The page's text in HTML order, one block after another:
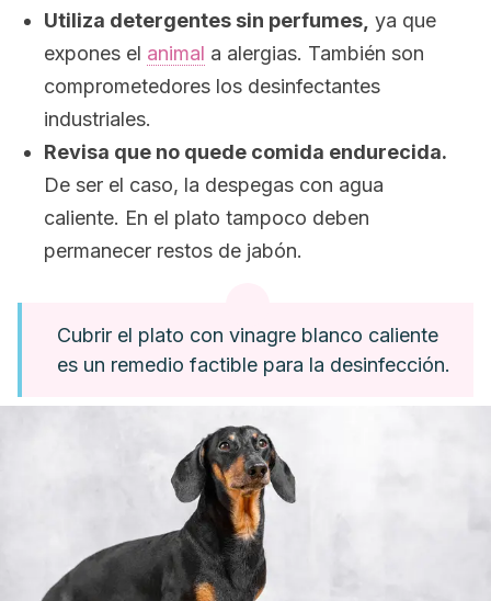
Utiliza detergentes sin perfumes, ya que
expones el animal a alergias. También son
comprometedores los desinfectantes
industriales.
Revisa que no quede comida endurecida.
De ser el caso, la despegas con agua
caliente. En el plato tampoco deben
permanecer restos de jabón.
Cubrir el plato con vinagre blanco caliente
es un remedio factible para la desinfección.